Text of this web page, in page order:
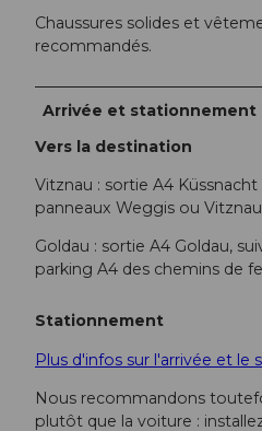
Chaussures solides et
recommandés.
Arrivée et stationnement
Vers la destination
Vitznau : sortie A4
panneaux Weggis ou Vitznau
Goldau : sortie A4 Goldau,
parking A4 des chemins de
Stationnement
Plus d'infos sur l'arrivée et
Nous recommandons
plutôt que la voiture :